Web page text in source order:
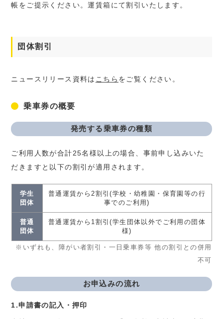
帳をご提示ください。運賃箱にて割引いたします。
団体割引
ニュースリリース資料は こちら をご覧ください。
乗車券の概要
発売する乗車券の種類
ご利用人数が合計25名様以上の場合、事前申し込みいた
だきますと以下の割引が適用されます。
学生
団体
普通運賃から2割引(学校・幼稚園・保育園等の行
事でのご利用)
普通
団体
普通運賃から1割引(学生団体以外でご利用の団体
様)
※いずれも、障がい者割引・一日乗車券等 他の割引との併用
不可
お申込みの流れ
1.申請書の記入・押印